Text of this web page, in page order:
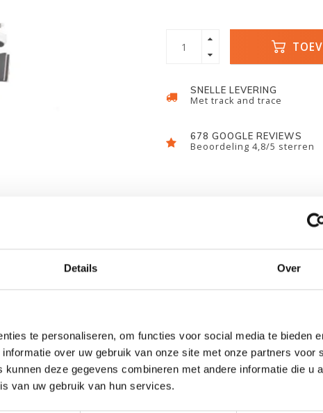
Details Over
te personaliseren, om functies voor social media te bieden
over uw gebruik van onze site met onze partners voor
deze gegevens combineren met andere informatie die u
van uw gebruik van hun services.
SNELLE LEVERING
Met track and trace
678 GOOGLE REVIEWS
Beoordeling 4,8/5 sterren